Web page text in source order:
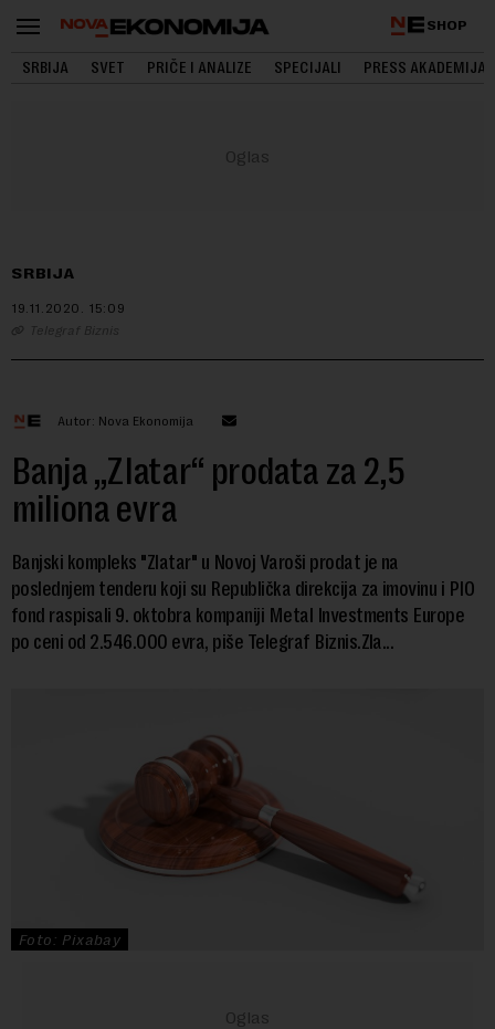
SHOP
SRBIJA SVET PRIČE I ANALIZE SPECIJALI PRESS AKADEMIJA
SRBIJA
19.11.2020. 15:09
Telegraf Biznis
Autor: Nova Ekonomija
Banja „Zlatar“ prodata za 2,5
miliona evra
Banjski kompleks "Zlatar" u Novoj Varoši prodat je na
poslednjem tenderu koji su Republička direkcija za imovinu i PIO
fond raspisali 9. oktobra kompaniji Metal Investments Europe
po ceni od 2.546.000 evra, piše Telegraf Biznis.Zla...
Foto: Pixabay